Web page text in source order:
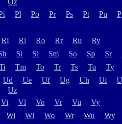
Oz
Pl Po Pr Ps Pt Pu
Ri Rl Ro Rr Ru
Ry
Si Sl Sm So Sp Sr
Tm To Tr Ts Tu
Ty
Ud Ue Uf Ug Uh Ui
Uz
Vi Vl Vo Vr Vu
Vy
Wi Wl Wo Wr Wu
Wy